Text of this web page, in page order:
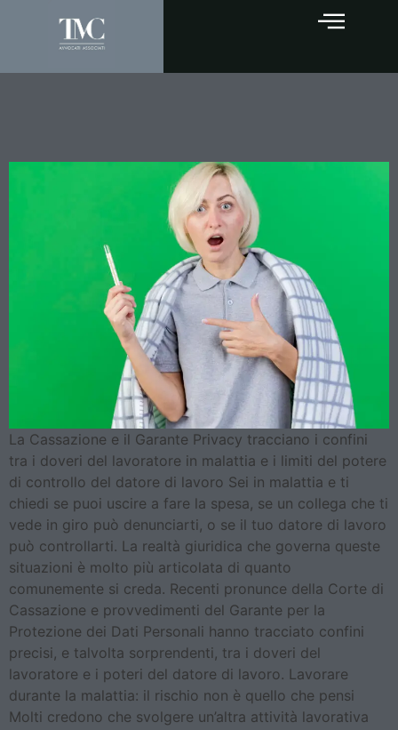
La Cassazione e il Garante Privacy tracciano i confini
tra i doveri del lavoratore in malattia e i limiti del potere
di controllo del datore di lavoro Sei in malattia e ti
chiedi se puoi uscire a fare la spesa, se un collega che ti
vede in giro può denunciarti, o se il tuo datore di lavoro
può controllarti. La realtà giuridica che governa queste
situazioni è molto più articolata di quanto
comunemente si creda. Recenti pronunce della Corte di
Cassazione e provvedimenti del Garante per la
Protezione dei Dati Personali hanno tracciato confini
precisi, e talvolta sorprendenti, tra i doveri del
lavoratore e i poteri del datore di lavoro. Lavorare
durante la malattia: il rischio non è quello che pensi
Molti credono che svolgere un’altra attività lavorativa